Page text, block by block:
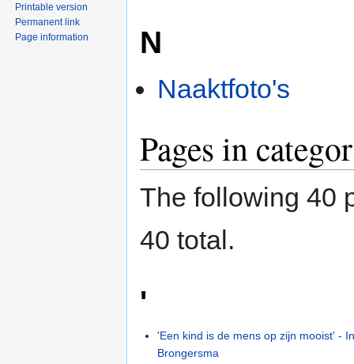
N
Naaktfoto's
Pages in
The following 40
40 total.
'
'Een kind is de mens op zijn mooist' -
Brongersma
Printable version
Permanent link
Page information